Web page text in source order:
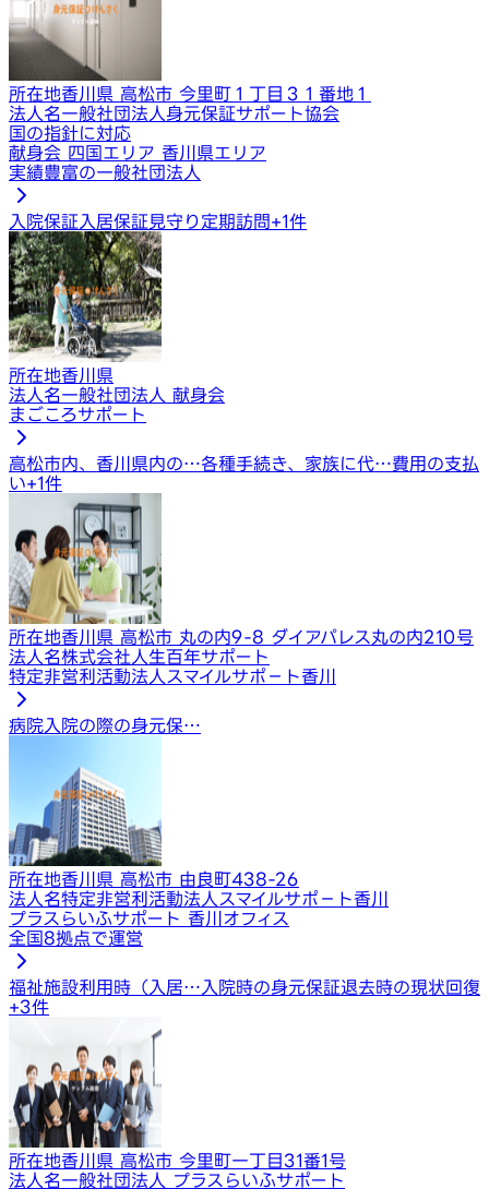
所在地香川県 高松市 今里町１丁目３１番地１
法人名一般社団法人身元保証サポート協会
国の指針に対応
献身会 四国エリア 香川県エリア
実績豊富の一般社団法人
入院保証 入居保証見守り定期訪問+1件
所在地香川県
法人名一般社団法人 献身会
まごころサポート
高松市内、香川県内の…各種手続き、家族に代…費用の支払
い+1件
所在地香川県 高松市 丸の内9-8 ダイアパレス丸の内210号
法人名株式会社人生百年サポート
特定非営利活動法人スマイルサポ－ト香川
病院入院の際の身元保…
所在地香川県 高松市 由良町438-26
法人名特定非営利活動法人スマイルサポ－ト香川
プラスらいふサポート 香川オフィス
全国8拠点で運営
福祉施設利用時（入居… 入院時の身元保証退去時の現状回復
+3件
所在地香川県 高松市 今里町一丁目31番1号
法人名一般社団法人 プラスらいふサポート